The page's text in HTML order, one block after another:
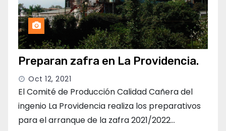
Preparan zafra en La Providencia.
Oct 12, 2021
El Comité de Producción Calidad Cañera del
ingenio La Providencia realiza los preparativos
para el arranque de la zafra 2021/2022…